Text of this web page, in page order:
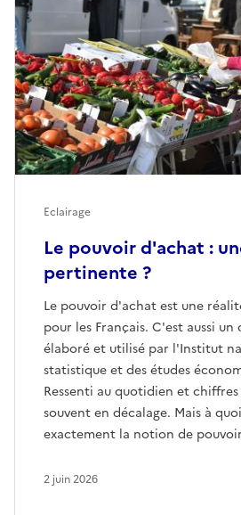
Le pouvoir d'achat :
pertinente ?
Le pouvoir d'achat est une
pour les Français. C'est aussi
élaboré et utilisé par l'Institut
statistique et des études
Ressenti au quotidien et
souvent en décalage. Mais à
exactement la notion de
Eclairage
2 juin 2026